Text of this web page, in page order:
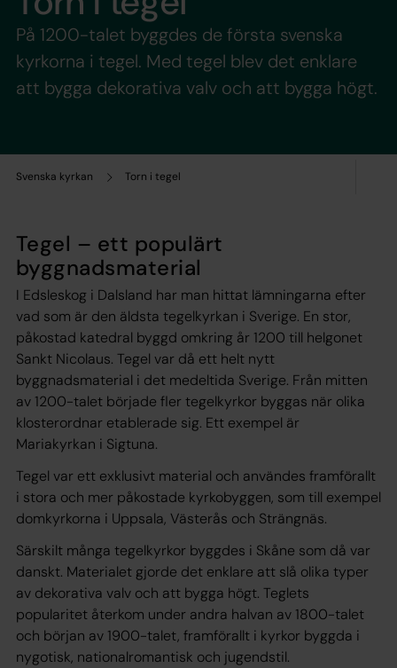
Svenska kyrkan Torn i tegel
På 1200-talet byggdes de första svenska
kyrkorna i tegel. Med tegel blev det enklare
att bygga dekorativa valv och att bygga högt.
Tegel – ett populärt
byggnadsmaterial
I Edsleskog i Dalsland har man hittat lämningarna efter
vad som är den äldsta tegelkyrkan i Sverige. En stor,
påkostad katedral byggd omkring år 1200 till helgonet
Sankt Nicolaus. Tegel var då ett helt nytt
byggnadsmaterial i det medeltida Sverige. Från mitten
av 1200-talet började fler tegelkyrkor byggas när olika
klosterordnar etablerade sig. Ett exempel är
Mariakyrkan i Sigtuna.
Tegel var ett exklusivt material och användes framförallt
i stora och mer påkostade kyrkobyggen, som till exempel
domkyrkorna i Uppsala, Västerås och Strängnäs.
Särskilt många tegelkyrkor byggdes i Skåne som då var
danskt. Materialet gjorde det enklare att slå olika typer
av dekorativa valv och att bygga högt. Teglets
popularitet återkom under andra halvan av 1800-talet
och början av 1900-talet, framförallt i kyrkor byggda i
nygotisk, nationalromantisk och jugendstil.